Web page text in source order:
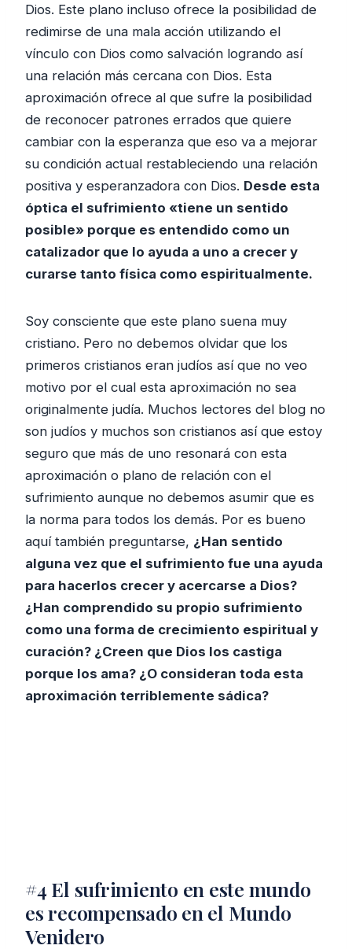
Dios. Este plano incluso ofrece la posibilidad de
redimirse de una mala acción utilizando el
vínculo con Dios como salvación logrando así
una relación más cercana con Dios. Esta
aproximación ofrece al que sufre la posibilidad
de reconocer patrones errados que quiere
cambiar con la esperanza que eso va a mejorar
su condición actual restableciendo una relación
positiva y esperanzadora con Dios. Desde esta
óptica el sufrimiento «tiene un sentido
posible» porque es entendido como un
catalizador que lo ayuda a uno a crecer y
curarse tanto física como espiritualmente.
Soy consciente que este plano suena muy
cristiano. Pero no debemos olvidar que los
primeros cristianos eran judíos así que no veo
motivo por el cual esta aproximación no sea
originalmente judía. Muchos lectores del blog no
son judíos y muchos son cristianos así que estoy
seguro que más de uno resonará con esta
aproximación o plano de relación con el
sufrimiento aunque no debemos asumir que es
la norma para todos los demás. Por es bueno
aquí también preguntarse, ¿Han sentido
alguna vez que el sufrimiento fue una ayuda
para hacerlos crecer y acercarse a Dios?
¿Han comprendido su propio sufrimiento
como una forma de crecimiento espiritual y
curación? ¿Creen que Dios los castiga
porque los ama? ¿O consideran toda esta
aproximación terriblemente sádica?
#4 El sufrimiento en este mundo
es recompensado en el Mundo
Venidero